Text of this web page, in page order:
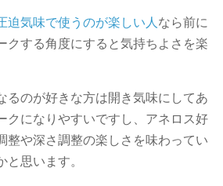
迫気味で使うのが楽しい人 なら前に
クする角度にすると気持ちよさを楽
るのが好きな方は開き気味にしてあ
クになりやすいですし、アネロス好
整や深さ調整の楽しさを味わってい
と思います。